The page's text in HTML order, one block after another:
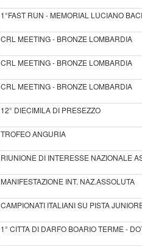
1°FAST RUN - MEMORIAL LUCIANO
CRL MEETING - BRONZE LOMBARDIA
CRL MEETING - BRONZE LOMBARDIA
CRL MEETING - BRONZE LOMBARDIA
12° DIECIMILA DI PRESEZZO
TROFEO ANGURIA
RIUNIONE DI INTERESSE NAZIONALE
MANIFESTAZIONE INT. NAZ.ASSOLUTA
CAMPIONATI ITALIANI SU PISTA
1° CITTA DI DARFO BOARIO TERME -